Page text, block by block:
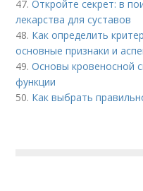
47.Откройте секрет: в
лекарства для суставов
48. Как определить
основные признаки и
49.Основы кровеносной
функции
50. Как выбрать